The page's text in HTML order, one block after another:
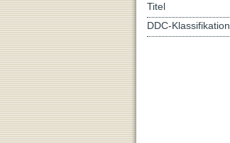
Titel
DDC-Klassifikation